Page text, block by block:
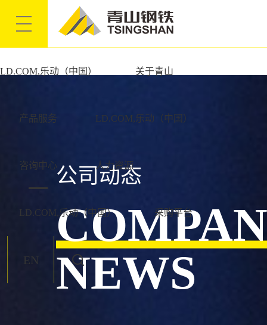
LD.COM,乐动（中国）
LD.COM,乐动（中国） 关于青山
产品服务 LD.COM,乐动（中国）
咨询中心 人力资源
LD.COM,乐动（中国） 采购平台
EN
公司动态
NEWS